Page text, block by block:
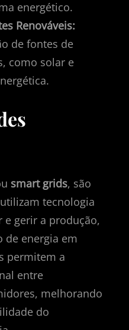
energético.
Renováveis:
de fontes de
como solar e
smart grids, são
tecnologia
gerir a produção,
de energia em
permitem a
entre
melhorando
do